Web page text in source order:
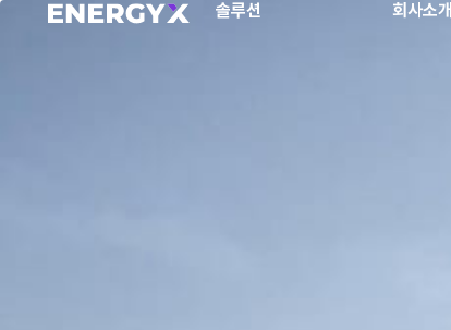
솔루션 회사소개